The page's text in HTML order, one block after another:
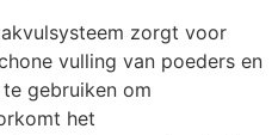
zorgt voor
vulling van poeders en
gebruiken om
het